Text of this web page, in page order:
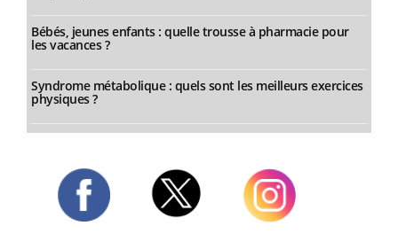
Bébés, jeunes enfants : quelle trousse à pharmacie pour
les vacances ?
Syndrome métabolique : quels sont les meilleurs exercices
physiques ?